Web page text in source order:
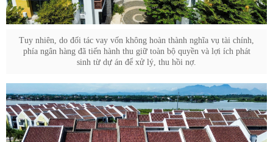
Tuy nhiên, do đối tác vay vốn không hoàn thành nghĩa vụ tài chính,
phía ngân hàng đã tiến hành thu giữ toàn bộ quyền và lợi ích phát
sinh từ dự án để xử lý, thu hồi nợ.